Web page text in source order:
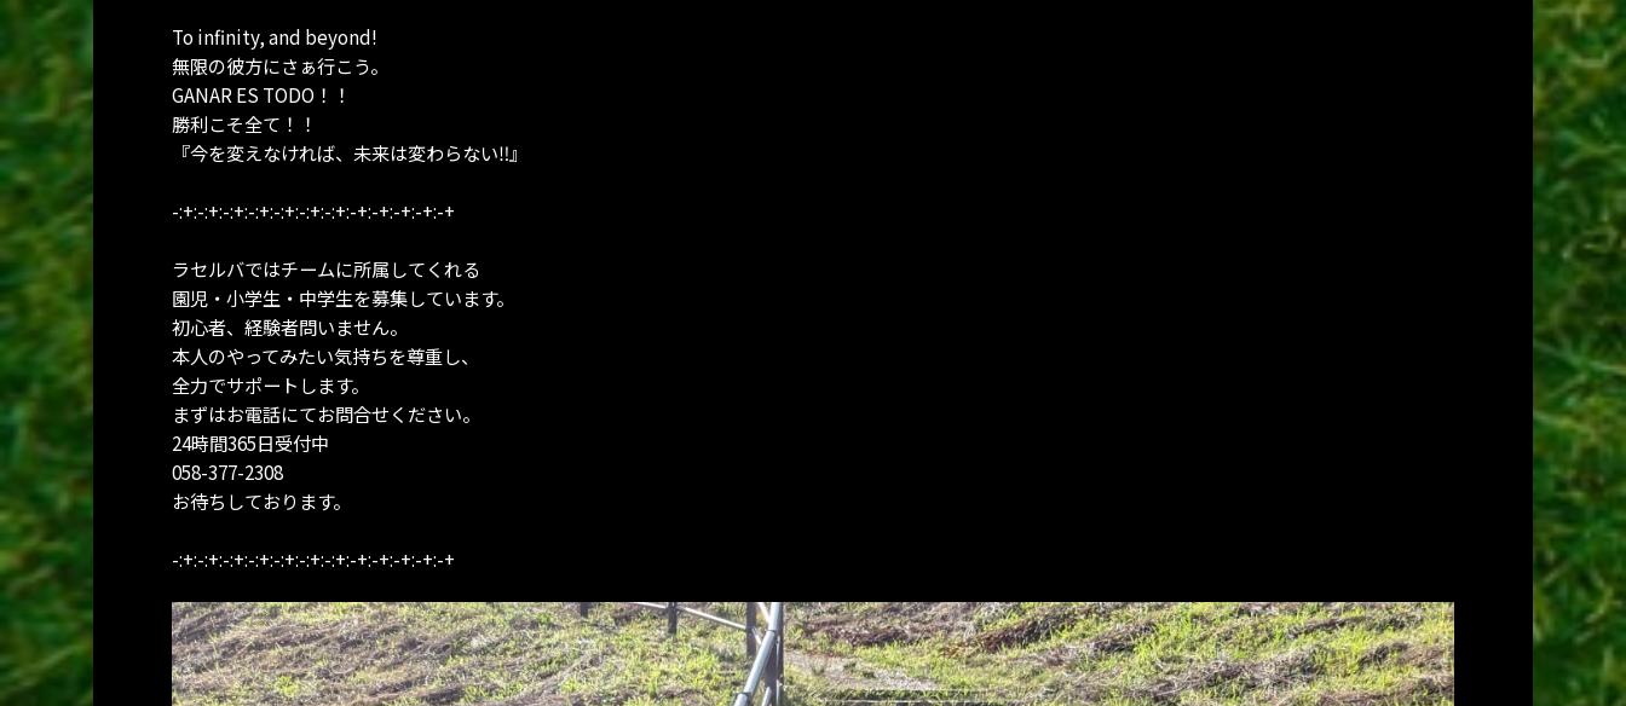
To infinity, and beyond!
無限の彼方にさぁ行こう。
GANAR ES TODO！！
勝利こそ全て！！
『今を変えなければ、未来は変わらない‼︎』
-:+:-:+:-:+:-:+:-:+:-:+:-:+:-+:-+:-+:-+:-+
ラセルバではチームに所属してくれる
園児・小学生・中学生を募集しています。
初心者、経験者問いません。
本人のやってみたい気持ちを尊重し、
全力でサポートします。
まずはお電話にてお問合せください。
24時間365日受付中
058-377-2308
お待ちしております。
-:+:-:+:-:+:-:+:-:+:-:+:-:+:-+:-+:-+:-+:-+